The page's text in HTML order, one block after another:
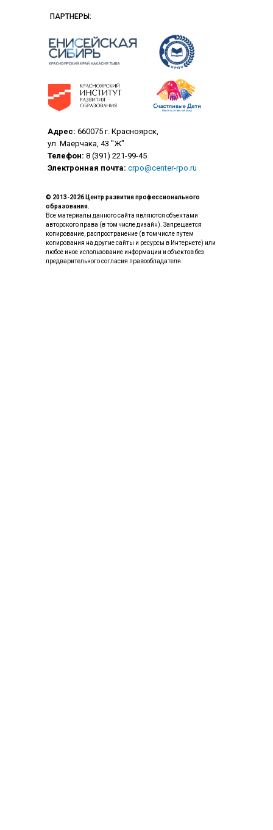
ПАРТНЕРЫ:
Адрес: 660075 г. Красноярск,
ул. Маерчака, 43 "Ж"
Телефон: 8 (391) 221-99-45
Электронная почта: crpo@center-rpo.ru
© 2013-2026 Центр развития профессионального
образования.
Все материалы данного сайта являются объектами
авторского права (в том числе дизайн). Запрещается
копирование, распространение (в том числе путем
копирования на другие сайты и ресурсы в Интернете) или
любое иное использование информации и объектов без
предварительного согласия правообладателя.